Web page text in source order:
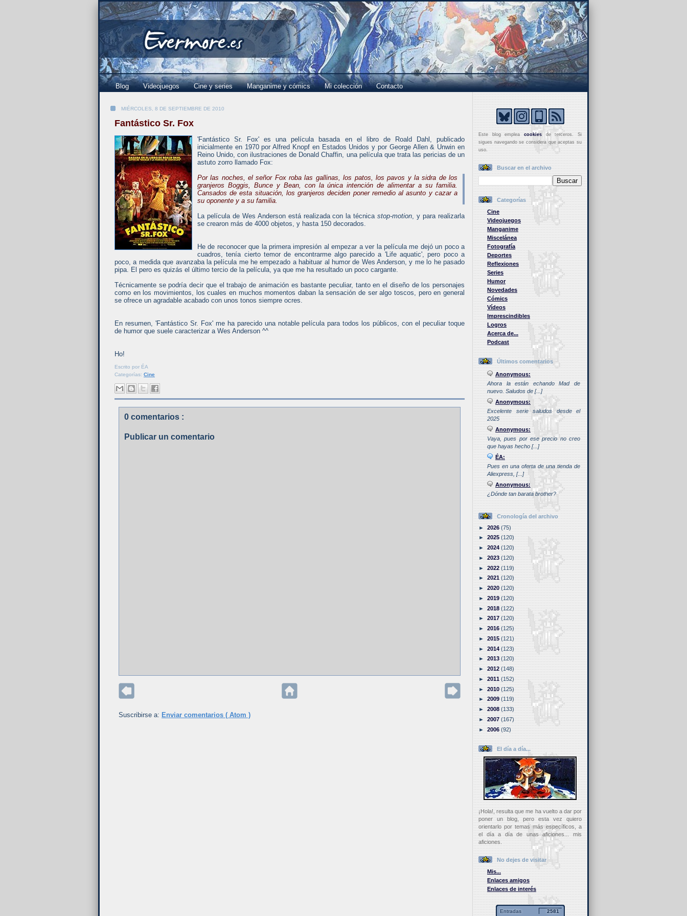
Blog Videojuegos Cine y series Manganime y cómics Mi colección Contacto
MIÉRCOLES, 8 DE SEPTIEMBRE DE 2010
Fantástico Sr. Fox
'Fantástico Sr. Fox' es una película basada en el libro de Roald Dahl, publicado
inicialmente en 1970 por Alfred Knopf en Estados Unidos y por George Allen & Unwin en
Reino Unido, con ilustraciones de Donald Chaffin, una película que trata las pericias de un
astuto zorro llamado Fox:
Por las noches, el señor Fox roba las gallinas, los patos, los pavos y la sidra de los
granjeros Boggis, Bunce y Bean, con la única intención de alimentar a su familia.
Cansados de esta situación, los granjeros deciden poner remedio al asunto y cazar a
su oponente y a su familia.
La película de Wes Anderson está realizada con la técnicastop-motion, y para realizarla
se crearon más de 4000 objetos, y hasta 150 decorados.
He de reconocer que la primera impresión al empezar a ver la película me dejó un poco a
cuadros, tenía cierto temor de encontrarme algo parecido a 'Life aquatic', pero poco a
poco, a medida que avanzaba la película me he empezado a habituar al humor de Wes Anderson, y me lo he pasado
pipa. El pero es quizás el último tercio de la película, ya que me ha resultado un poco cargante.
Técnicamente se podría decir que el trabajo de animación es bastante peculiar, tanto en el diseño de los personajes
como en los movimientos, los cuales en muchos momentos daban la sensación de ser algo toscos, pero en general
se ofrece un agradable acabado con unos tonos siempre ocres.
En resumen, 'Fantástico Sr. Fox' me ha parecido una notable película para todos los públicos, con el peculiar toque
de humor que suele caracterizar a Wes Anderson ^^
Ho!
Escrito por ÉA
Categorías: Cine
0 comentarios :
Publicar un comentario
Suscribirse a: Enviar comentarios ( Atom )
Este blog empleacookies de terceros. Si
sigues navegando se considera que aceptas su
uso.
Buscar en el archivo
Categorías
Cine
Videojuegos
Manganime
Miscelánea
Fotografía
Deportes
Reflexiones
Series
Humor
Novedades
Cómics
Vídeos
Imprescindibles
Logros
Acerca de...
Podcast
Últimos comentarios
Anonymous:
Ahora la están echando Mad de
nuevo. Saludos de [...]
Anonymous:
Excelente serie saludos desde el
2025
Anonymous:
Vaya, pues por ese precio no creo
que hayas hecho [...]
ÉA:
Pues en una oferta de una tienda de
Aliexpress, [...]
Anonymous:
¿Dónde tan barata brother?
Cronología del archivo
►2026(75)
►2025(120)
►2024(120)
►2023(120)
►2022(119)
►2021(120)
►2020(120)
►2019(120)
►2018(122)
►2017(120)
►2016(125)
►2015(121)
►2014(123)
►2013(120)
►2012(148)
►2011(152)
►2010(125)
►2009(119)
►2008(133)
►2007(167)
►2006(92)
El día a día...
¡Hola!, resulta que me ha vuelto a dar por
poner un blog, pero esta vez quiero
orientarlo por temas más específicos, a
el día a día de unas aficiones... mis
aficiones.
No dejes de visitar
Mis...
Enlaces amigos
Enlaces de interés
Entradas 2581